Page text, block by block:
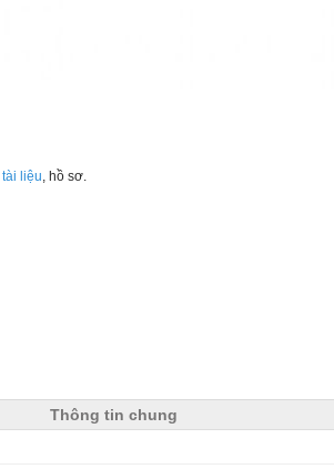
tài liệu, hồ sơ.
Thông tin chung